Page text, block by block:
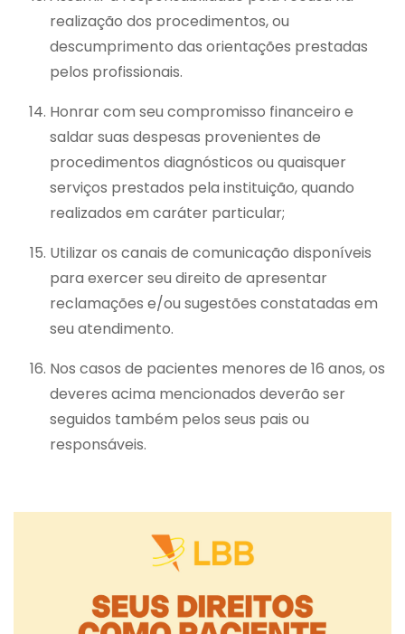
realização dos procedimentos, ou
descumprimento das orientações prestadas
pelos profissionais.
Honrar com seu compromisso financeiro e
saldar suas despesas provenientes de
procedimentos diagnósticos ou quaisquer
serviços prestados pela instituição, quando
realizados em caráter particular;
Utilizar os canais de comunicação disponíveis
para exercer seu direito de apresentar
reclamações e/ou sugestões constatadas em
seu atendimento.
Nos casos de pacientes menores de 16 anos, os
deveres acima mencionados deverão ser
seguidos também pelos seus pais ou
responsáveis.